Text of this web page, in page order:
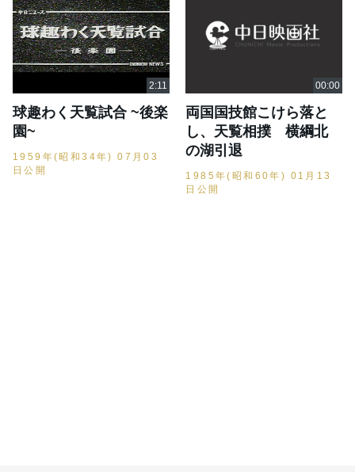
球趣わく天覧試合 ~後楽
園~
1959年(昭和34年) 07月03
日公開
両国国技館こけら落と
し、天覧相撲 横綱北
の湖引退
1985年(昭和60年) 01月13
日公開